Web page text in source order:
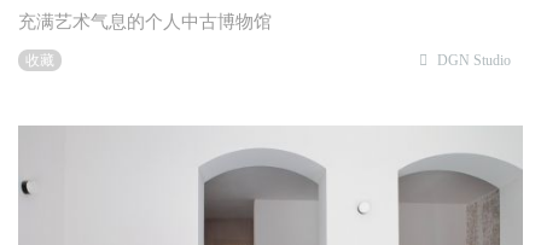
充满艺术气息的个人中古博物馆
收藏 DGN Studio